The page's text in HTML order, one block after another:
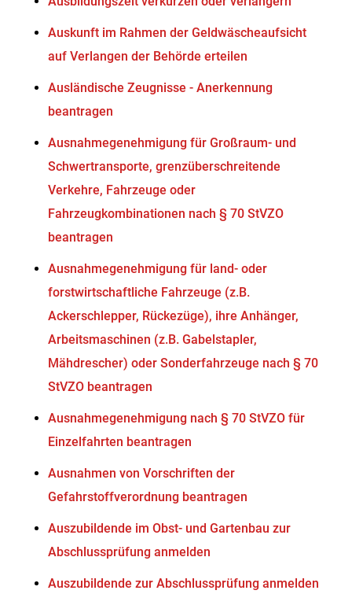
Auskunft im Rahmen der Geldwäscheaufsicht
auf Verlangen der Behörde erteilen
Ausländische Zeugnisse - Anerkennung
beantragen
Ausnahmegenehmigung für Großraum- und
Schwertransporte, grenzüberschreitende
Verkehre, Fahrzeuge oder
Fahrzeugkombinationen nach § 70 StVZO
beantragen
Ausnahmegenehmigung für land- oder
forstwirtschaftliche Fahrzeuge (z.B.
Ackerschlepper, Rückezüge), ihre Anhänger,
Arbeitsmaschinen (z.B. Gabelstapler,
Mähdrescher) oder Sonderfahrzeuge nach § 70
StVZO beantragen
Ausnahmegenehmigung nach § 70 StVZO für
Einzelfahrten beantragen
Ausnahmen von Vorschriften der
Gefahrstoffverordnung beantragen
Auszubildende im Obst- und Gartenbau zur
Abschlussprüfung anmelden
Auszubildende zur Abschlussprüfung anmelden